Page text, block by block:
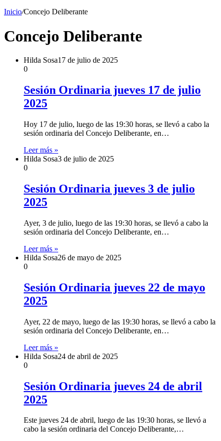
Inicio/Concejo Deliberante
Concejo Deliberante
Hilda Sosa17 de julio de 2025
0
Sesión Ordinaria jueves 17 de julio
2025
Hoy 17 de julio, luego de las 19:30 horas, se llevó a cabo la
sesión ordinaria del Concejo Deliberante, en…
Leer más »
Hilda Sosa3 de julio de 2025
0
Sesión Ordinaria jueves 3 de julio
2025
Ayer, 3 de julio, luego de las 19:30 horas, se llevó a cabo la
sesión ordinaria del Concejo Deliberante, en…
Leer más »
Hilda Sosa26 de mayo de 2025
0
Sesión Ordinaria jueves 22 de mayo
2025
Ayer, 22 de mayo, luego de las 19:30 horas, se llevó a cabo la
sesión ordinaria del Concejo Deliberante, en…
Leer más »
Hilda Sosa24 de abril de 2025
0
Sesión Ordinaria jueves 24 de abril
2025
Este jueves 24 de abril, luego de las 19:30 horas, se llevó a
cabo la sesión ordinaria del Concejo Deliberante,…